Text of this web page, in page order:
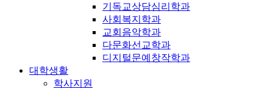
기독교상담심리학과
사회복지학과
교회음악학과
다문화선교학과
디지털문예창작학과
대학생활
학사지원